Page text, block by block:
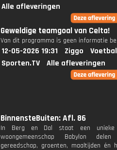
Alle afleveringen
Geweldige teamgoal van Celta!
Van dit programma is geen informatie
12-05-2026 19:31 Ziggo
Sporten.TV
Alle afleveringen
BinnensteBuiten: Afl. 86
In Berg en Dal staat een
woongemeenschap Babylon delen
gereedschap, groenten, maaltijden én